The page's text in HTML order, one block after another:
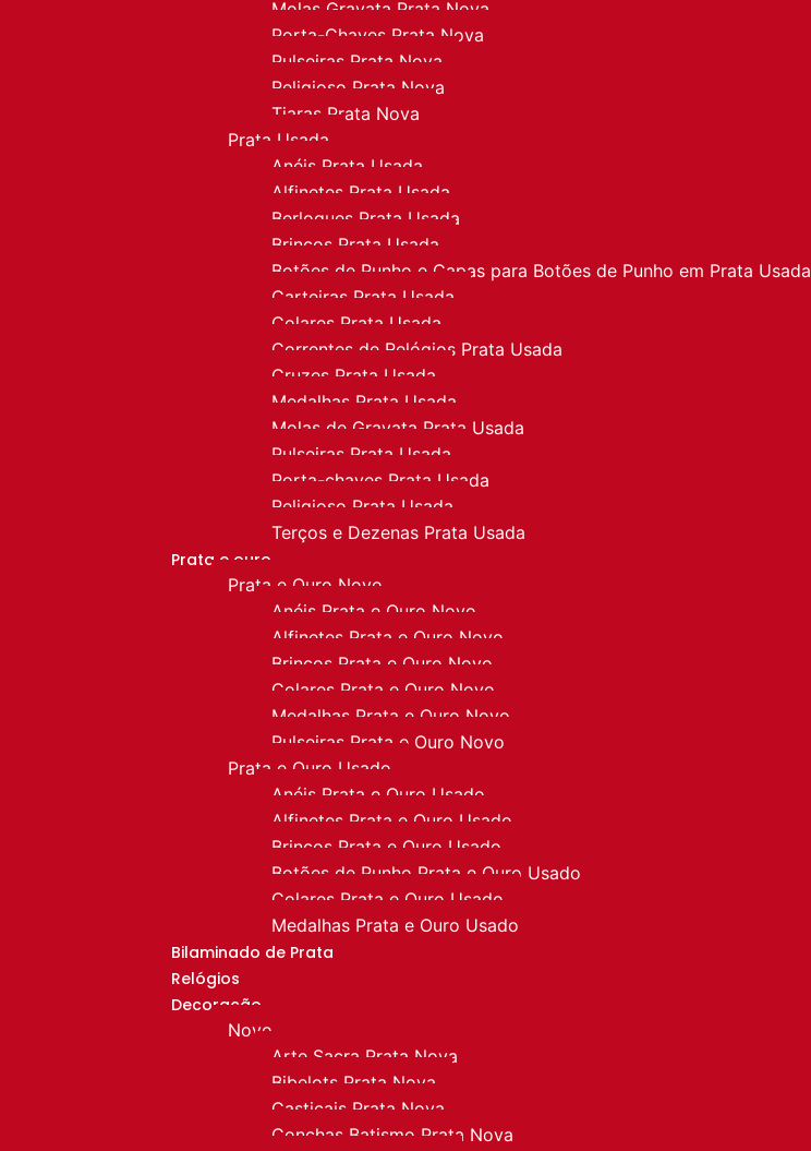
Molas Gravata Prata Nova
Porta-Chaves Prata Nova
Pulseiras Prata Nova
Religioso Prata Nova
Tiaras Prata Nova
Prata Usada
Anéis Prata Usada
Alfinetes Prata Usada
Berloques Prata Usada
Brincos Prata Usada
Botões de Punho e Capas para Botões de Punho em Prata Usada
Carteiras Prata Usada
Colares Prata Usada
Correntes de Relógios Prata Usada
Cruzes Prata Usada
Medalhas Prata Usada
Molas de Gravata Prata Usada
Pulseiras Prata Usada
Porta-chaves Prata Usada
Religioso Prata Usada
Terços e Dezenas Prata Usada
Prata e ouro
Prata e Ouro Novo
Anéis Prata e Ouro Novo
Alfinetes Prata e Ouro Novo
Brincos Prata e Ouro Novo
Colares Prata e Ouro Novo
Medalhas Prata e Ouro Novo
Pulseiras Prata e Ouro Novo
Prata e Ouro Usado
Anéis Prata e Ouro Usado
Alfinetes Prata e Ouro Usado
Brincos Prata e Ouro Usado
Botões de Punho Prata e Ouro Usado
Colares Prata e Ouro Usado
Medalhas Prata e Ouro Usado
Bilaminado de Prata
Relógios
Decoração
Novo
Arte Sacra Prata Nova
Bibelots Prata Nova
Castiçais Prata Nova
Conchas Batismo Prata Nova